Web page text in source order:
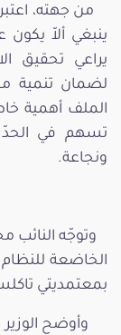
من جهته،
ينبغي ألاّ
يراعي تحقيق
لضمان تنمية
الملف أهمية
تسهم في الحدّ
ونجاعة.
وتوجّه
الخاضعة
بمعتمديتي
وأوضح